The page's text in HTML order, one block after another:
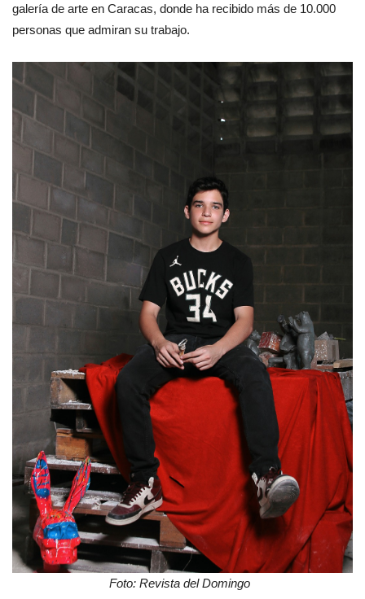
galería de arte en Caracas, donde ha recibido más de 10.000
personas que admiran su trabajo.
Foto: Revista del Domingo